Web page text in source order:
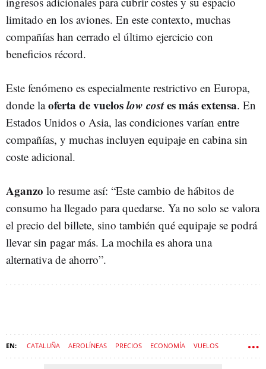
limitado en los aviones. En este contexto, muchas
compañías han cerrado el último ejercicio con
beneficios récord.
Este fenómeno es especialmente restrictivo en Europa,
donde laoferta de vueloslow costes más extensa. En
Estados Unidos o Asia, las condiciones varían entre
compañías, y muchas incluyen equipaje en cabina sin
coste adicional.
Aganzo lo resume así: “Este cambio de hábitos de
consumo ha llegado para quedarse. Ya no solo se valora
el precio del billete, sino también qué equipaje se podrá
llevar sin pagar más. La mochila es ahora una
alternativa de ahorro”.
CATALUÑA AEROLÍNEAS PRECIOS ECONOMÍA VUELOS